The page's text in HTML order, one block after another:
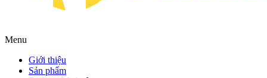
Menu
Giới thiệu
Sản phẩm